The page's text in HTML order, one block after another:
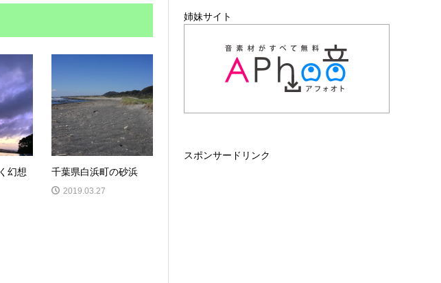
幻想
千葉県白浜町の砂浜
2019.03.27
姉妹サイト
スポンサードリンク